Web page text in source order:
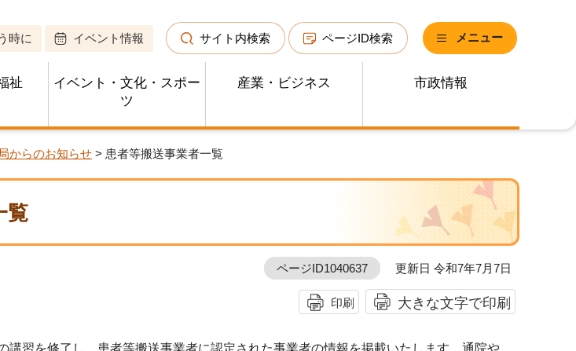
時に イベント情報 サイト内検索 ページID検索 メニュー
祉
イベント・文化・スポー
ツ
産業・ビジネス 市政情報
からのお知らせ > 患者等搬送事業者一覧
覧
ページID1040637 更新日 令和7年7月7日
印刷 大きな文字で印刷